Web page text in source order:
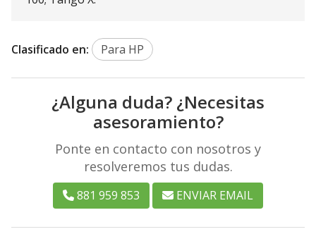
Clasificado en: Para HP
¿Alguna duda? ¿Necesitas
asesoramiento?
Ponte en contacto con nosotros y
resolveremos tus dudas.
881 959 853 ENVIAR EMAIL